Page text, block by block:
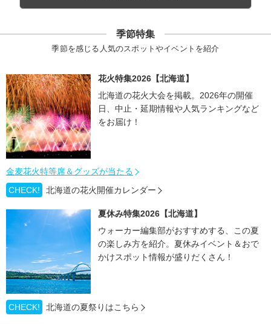
季節特集
季節を感じる人気のスポットやイベントを紹介
花火特集2026【北海道】
北海道の花火大会を掲載。2026年の開催
日、中止・延期情報や人気ランキングなど
をお届け！
金麦花火特等席＆グッズが当たる
CHECK!
北海道の花火開催カレンダー
夏休み特集2026【北海道】
ウォーカー編集部がおすすめする、この夏
の楽しみ方を紹介。夏休みイベント＆おで
かけスポット情報が盛りだくさん！
CHECK! 北海道の夏祭りはこちら